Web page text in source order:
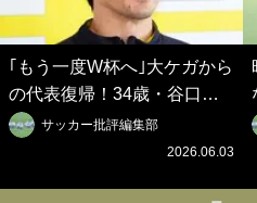
｢もう一度W杯へ｣大ケガから
の代表復帰！34歳・谷口彰
悟の奇跡を支えた日本資本の
ベルギークラブ、次なる野望
サッカー批評編集部
2026.06.03